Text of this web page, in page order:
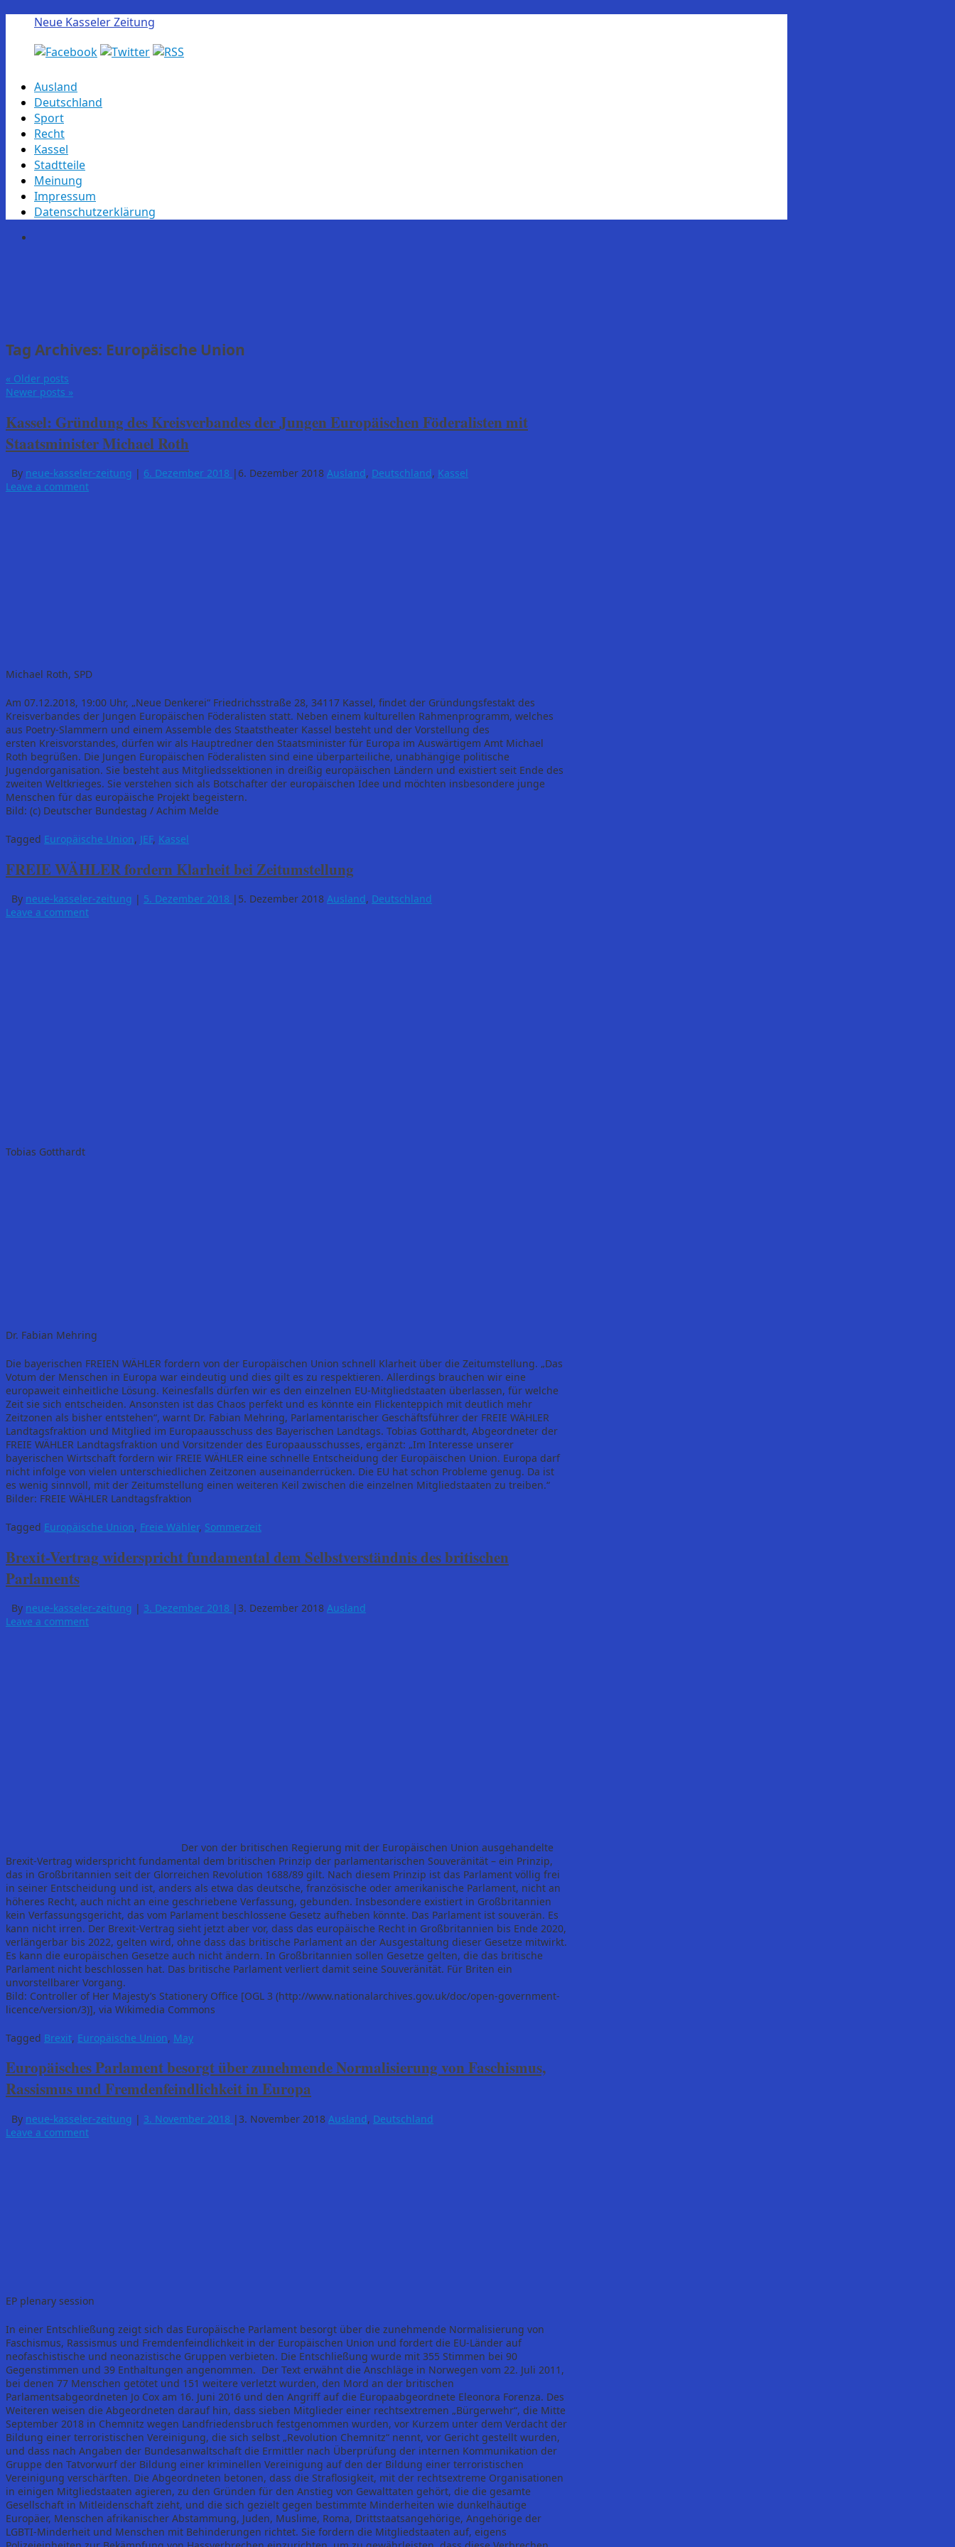
Neue Kasseler Zeitung
Skip
content
Ausland
Deutschland
Sport
Recht
Kassel
Stadtteile
Meinung
Impressum
Datenschutzerklärung
Tag Archives: Europäische Union
« Older posts
Newer posts »
Kassel: Gründung des Kreisverbandes der Jungen Europäischen Föderalisten mit
Staatsminister Michael Roth
By neue-kasseler-zeitung | 6. Dezember 2018 |6. Dezember 2018 Ausland, Deutschland, Kassel
Leave a comment
Michael Roth, SPD
Am 07.12.2018, 19:00 Uhr, „Neue Denkerei“ Friedrichsstraße 28, 34117 Kassel, findet der Gründungsfestakt des
Kreisverbandes der Jungen Europäischen Föderalisten statt. Neben einem kulturellen Rahmenprogramm, welches
aus Poetry-Slammern und einem Assemble des Staatstheater Kassel besteht und der Vorstellung des
ersten Kreisvorstandes, dürfen wir als Hauptredner den Staatsminister für Europa im Auswärtigem Amt Michael
Roth begrüßen. Die Jungen Europäischen Föderalisten sind eine überparteiliche, unabhängige politische
Jugendorganisation. Sie besteht aus Mitgliedssektionen in dreißig europäischen Ländern und existiert seit Ende des
zweiten Weltkrieges. Sie verstehen sich als Botschafter der europäischen Idee und möchten insbesondere junge
Menschen für das europäische Projekt begeistern.
Bild: (c) Deutscher Bundestag / Achim Melde
Tagged Europäische Union, JEF, Kassel
FREIE WÄHLER fordern Klarheit bei Zeitumstellung
By neue-kasseler-zeitung | 5. Dezember 2018 | 5. Dezember 2018 Ausland, Deutschland
Leave a comment
Tobias Gotthardt
Dr. Fabian Mehring
Die bayerischen FREIEN WÄHLER fordern von der Europäischen Union schnell Klarheit über die Zeitumstellung. „Das
Votum der Menschen in Europa war eindeutig und dies gilt es zu respektieren. Allerdings brauchen wir eine
europaweit einheitliche Lösung. Keinesfalls dürfen wir es den einzelnen EU-Mitgliedstaaten überlassen, für welche
Zeit sie sich entscheiden. Ansonsten ist das Chaos perfekt und es könnte ein Flickenteppich mit deutlich mehr
Zeitzonen als bisher entstehen“, warnt Dr. Fabian Mehring, Parlamentarischer Geschäftsführer der FREIE WÄHLER
Landtagsfraktion und Mitglied im Europaausschuss des Bayerischen Landtags. Tobias Gotthardt, Abgeordneter der
FREIE WÄHLER Landtagsfraktion und Vorsitzender des Europaausschusses, ergänzt: „Im Interesse unserer
bayerischen Wirtschaft fordern wir FREIE WÄHLER eine schnelle Entscheidung der Europäischen Union. Europa darf
nicht infolge von vielen unterschiedlichen Zeitzonen auseinanderrücken. Die EU hat schon Probleme genug. Da ist
es wenig sinnvoll, mit der Zeitumstellung einen weiteren Keil zwischen die einzelnen Mitgliedstaaten zu treiben.“
Bilder: FREIE WÄHLER Landtagsfraktion
Tagged Europäische Union, Freie Wähler, Sommerzeit
Brexit-Vertrag widerspricht fundamental dem Selbstverständnis des britischen
Parlaments
By neue-kasseler-zeitung | 3. Dezember 2018 |3. Dezember 2018 Ausland
Leave a comment
Der von der britischen Regierung mit der Europäischen Union ausgehandelte
Brexit-Vertrag widerspricht fundamental dem britischen Prinzip der parlamentarischen Souveränität – ein Prinzip,
das in Großbritannien seit der Glorreichen Revolution 1688/89 gilt. Nach diesem Prinzip ist das Parlament völlig frei
in seiner Entscheidung und ist, anders als etwa das deutsche, französische oder amerikanische Parlament, nicht an
höheres Recht, auch nicht an eine geschriebene Verfassung, gebunden. Insbesondere existiert in Großbritannien
kein Verfassungsgericht, das vom Parlament beschlossene Gesetz aufheben könnte. Das Parlament ist souverän. Es
kann nicht irren. Der Brexit-Vertrag sieht jetzt aber vor, dass das europäische Recht in Großbritannien bis Ende 2020,
verlängerbar bis 2022, gelten wird, ohne dass das britische Parlament an der Ausgestaltung dieser Gesetze mitwirkt.
Es kann die europäischen Gesetze auch nicht ändern. In Großbritannien sollen Gesetze gelten, die das britische
Parlament nicht beschlossen hat. Das britische Parlament verliert damit seine Souveränität. Für Briten ein
unvorstellbarer Vorgang.
Bild: Controller of Her Majesty’s Stationery Office [OGL 3 (http://www.nationalarchives.gov.uk/doc/open-government-
licence/version/3)], via Wikimedia Commons
Tagged Brexit, Europäische Union, May
Europäisches Parlament besorgt über zunehmende Normalisierung von Faschismus,
Rassismus und Fremdenfeindlichkeit in Europa
By neue-kasseler-zeitung | 3. November 2018 |3. November 2018 Ausland, Deutschland
Leave a comment
EP plenary session
In einer Entschließung zeigt sich das Europäische Parlament besorgt über die zunehmende Normalisierung von
Faschismus, Rassismus und Fremdenfeindlichkeit in der Europäischen Union und fordert die EU-Länder auf
neofaschistische und neonazistische Gruppen verbieten. Die Entschließung wurde mit 355 Stimmen bei 90
Gegenstimmen und 39 Enthaltungen angenommen. Der Text erwähnt die Anschläge in Norwegen vom 22. Juli 2011,
bei denen 77 Menschen getötet und 151 weitere verletzt wurden, den Mord an der britischen
Parlamentsabgeordneten Jo Cox am 16. Juni 2016 und den Angriff auf die Europaabgeordnete Eleonora Forenza. Des
Weiteren weisen die Abgeordneten darauf hin, dass sieben Mitglieder einer rechtsextremen „Bürgerwehr“, die Mitte
September 2018 in Chemnitz wegen Landfriedensbruch festgenommen wurden, vor Kurzem unter dem Verdacht der
Bildung einer terroristischen Vereinigung, die sich selbst „Revolution Chemnitz“ nennt, vor Gericht gestellt wurden,
und dass nach Angaben der Bundesanwaltschaft die Ermittler nach Überprüfung der internen Kommunikation der
Gruppe den Tatvorwurf der Bildung einer kriminellen Vereinigung auf den der Bildung einer terroristischen
Vereinigung verschärften. Die Abgeordneten betonen, dass die Straflosigkeit, mit der rechtsextreme Organisationen
in einigen Mitgliedstaaten agieren, zu den Gründen für den Anstieg von Gewalttaten gehört, die die gesamte
Gesellschaft in Mitleidenschaft zieht, und die sich gezielt gegen bestimmte Minderheiten wie dunkelhäutige
Europäer, Menschen afrikanischer Abstammung, Juden, Muslime, Roma, Drittstaatsangehörige, Angehörige der
LGBTI-Minderheit und Menschen mit Behinderungen richtet. Sie fordern die Mitgliedstaaten auf, eigens